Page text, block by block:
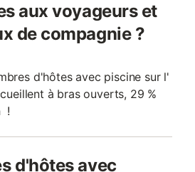
aux voyageurs et
de compagnie ?
d'hôtes avec piscine sur l'
à bras ouverts, 29 %
!
d'hôtes avec